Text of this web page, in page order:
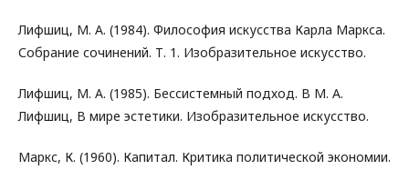
Лифшиц, М. А. (1984). Философия искусства Карла Маркса.
Собрание сочинений. Т. 1. Изобразительное искусство.
Лифшиц, М. А. (1985). Бессистемный подход. В М. А.
Лифшиц, В мире эстетики. Изобразительное искусство.
Маркс, К. (1960). Капитал. Критика политической экономии.